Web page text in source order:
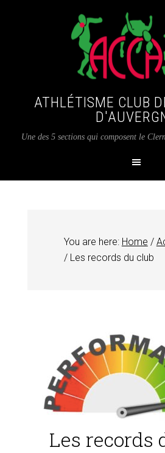
ATHLÉTISME CLUB
Une des 5 sections qui composent le
You are here: Home /
/Les records du club
Les records